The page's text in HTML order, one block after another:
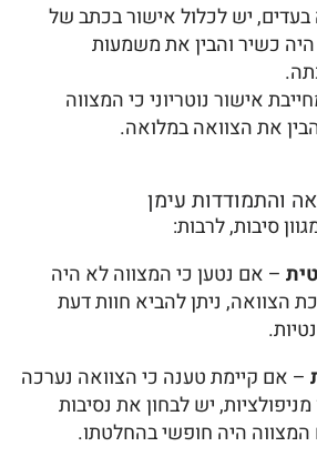
יש לכלול אישור בכתב של
כשיר והבין את משמעות
אישור נוטריוני כי המצווה
את הצוואה במלואה.
והתמודדות עימן
סיבות, לרבות:
– אם נטען כי המצווה לא היה
הצוואה, ניתן להביא חוות דעת
– אם קיימת טענה כי הצוואה נערכה
יש לבחון את נסיבות
היה חופשי בהחלטתו.